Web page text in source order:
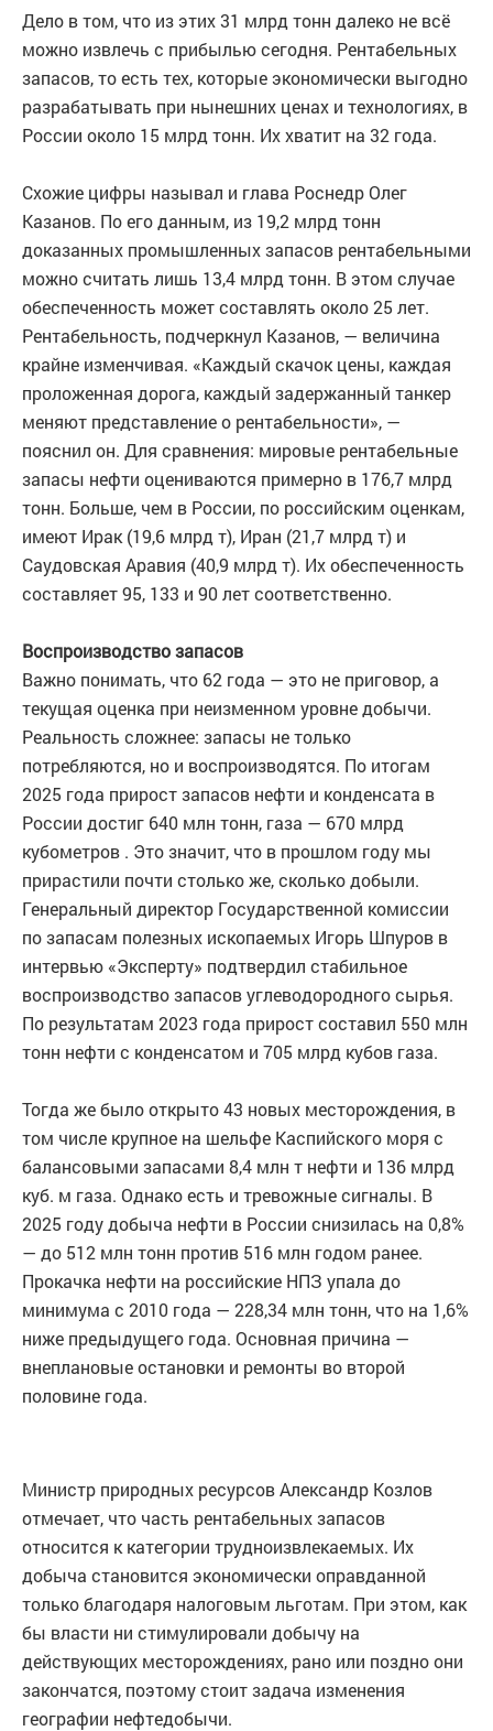
Дело в том, что из этих 31 млрд тонн далеко не всё
можно извлечь с прибылью сегодня. Рентабельных
запасов, то есть тех, которые экономически выгодно
разрабатывать при нынешних ценах и технологиях, в
России около 15 млрд тонн. Их хватит на 32 года.
Схожие цифры называл и глава Роснедр Олег
Казанов. По его данным, из 19,2 млрд тонн
доказанных промышленных запасов рентабельными
можно считать лишь 13,4 млрд тонн. В этом случае
обеспеченность может составлять около 25 лет.
Рентабельность, подчеркнул Казанов, — величина
крайне изменчивая. «Каждый скачок цены, каждая
проложенная дорога, каждый задержанный танкер
меняют представление о рентабельности», —
пояснил он. Для сравнения: мировые рентабельные
запасы нефти оцениваются примерно в 176,7 млрд
тонн. Больше, чем в России, по российским оценкам,
имеют Ирак (19,6 млрд т), Иран (21,7 млрд т) и
Саудовская Аравия (40,9 млрд т). Их обеспеченность
составляет 95, 133 и 90 лет соответственно.
Воспроизводство запасов
Важно понимать, что 62 года — это не приговор, а
текущая оценка при неизменном уровне добычи.
Реальность сложнее: запасы не только
потребляются, но и воспроизводятся. По итогам
2025 года прирост запасов нефти и конденсата в
России достиг 640 млн тонн, газа — 670 млрд
кубометров . Это значит, что в прошлом году мы
прирастили почти столько же, сколько добыли.
Генеральный директор Государственной комиссии
по запасам полезных ископаемых Игорь Шпуров в
интервью «Эксперту» подтвердил стабильное
воспроизводство запасов углеводородного сырья.
По результатам 2023 года прирост составил 550 млн
тонн нефти с конденсатом и 705 млрд кубов газа.
Тогда же было открыто 43 новых месторождения, в
том числе крупное на шельфе Каспийского моря с
балансовыми запасами 8,4 млн т нефти и 136 млрд
куб. м газа. Однако есть и тревожные сигналы. В
2025 году добыча нефти в России снизилась на 0,8%
— до 512 млн тонн против 516 млн годом ранее.
Прокачка нефти на российские НПЗ упала до
минимума с 2010 года — 228,34 млн тонн, что на 1,6%
ниже предыдущего года. Основная причина —
внеплановые остановки и ремонты во второй
половине года.
Министр природных ресурсов Александр Козлов
отмечает, что часть рентабельных запасов
относится к категории трудноизвлекаемых. Их
добыча становится экономически оправданной
только благодаря налоговым льготам. При этом, как
бы власти ни стимулировали добычу на
действующих месторождениях, рано или поздно они
закончатся, поэтому стоит задача изменения
географии нефтедобычи.